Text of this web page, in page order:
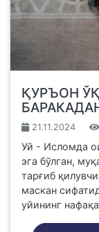
ҚУРЪОН
21.11.2024
Уй - Исломда
эга бўлган,
тарғиб
маскан
уйининг